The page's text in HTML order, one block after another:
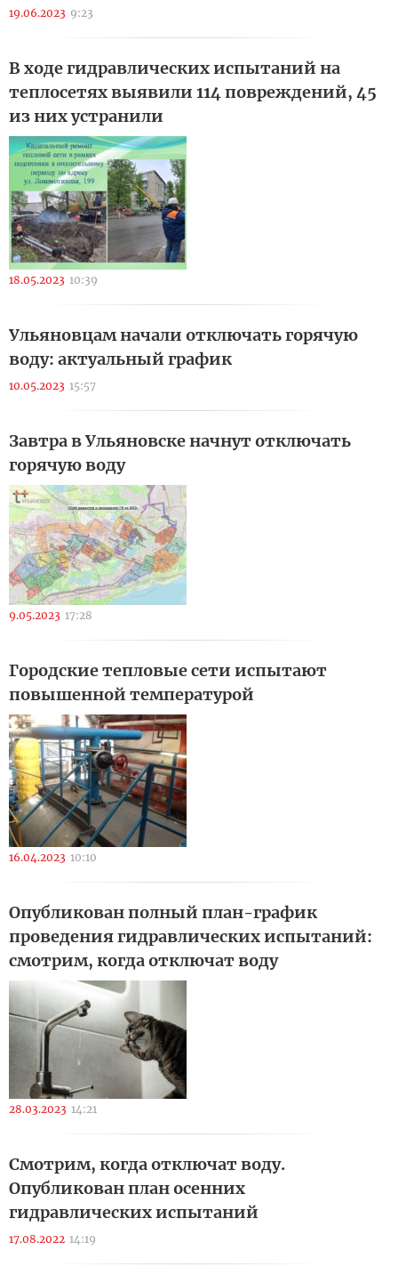
19.06.2023 9:23
В ходе гидравлических испытаний на
теплосетях выявили 114 повреждений, 45
из них устранили
18.05.2023 10:39
Ульяновцам начали отключать горячую
воду: актуальный график
10.05.2023 15:57
Завтра в Ульяновске начнут отключать
горячую воду
9.05.2023 17:28
Городские тепловые сети испытают
повышенной температурой
16.04.2023 10:10
Опубликован полный план-график
проведения гидравлических испытаний:
смотрим, когда отключат воду
28.03.2023 14:21
Смотрим, когда отключат воду.
Опубликован план осенних
гидравлических испытаний
17.08.2022 14:19